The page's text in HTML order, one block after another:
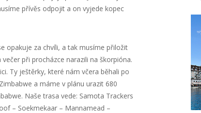
přívěs odpojit a on vyjede kopec
opakuje za chvíli, a tak musíme přiložit
při procházce narazili na škorpióna.
Ty ještěrky, které nám včera běhali po
a máme v plánu urazit 680
Naše trasa vede: Samota Trackers
– Soekmekaar – Mannamead –